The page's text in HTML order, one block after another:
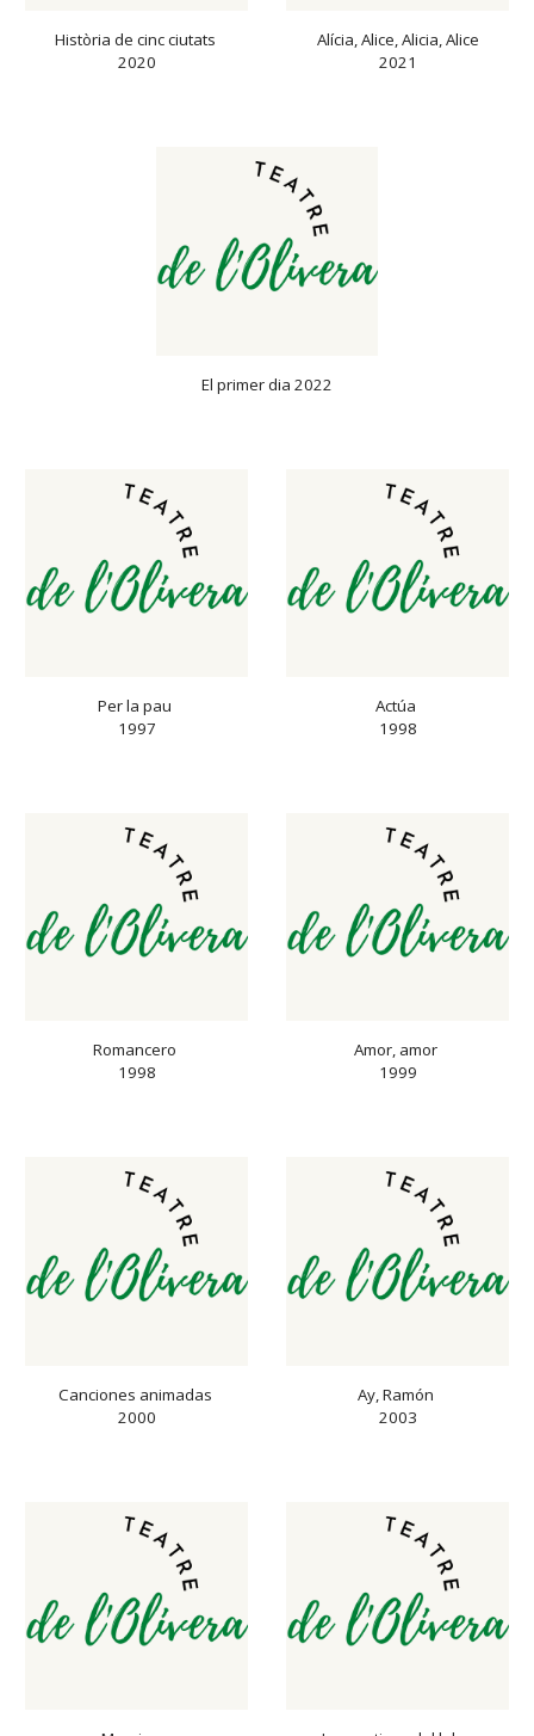
Història de cinc ciutats
2020
Alícia, Alice, Alicia, Alice
2021
El primer dia 2022
Per la pau
1997
Actúa
1998
Romancero
1998
Amor, amor
1999
Canciones animadas
2000
Ay, Ramón
2003